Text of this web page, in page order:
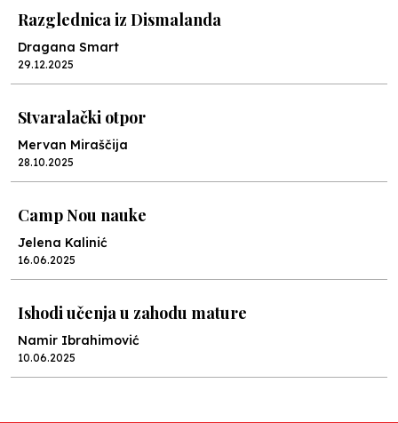
Razglednica iz Dismalanda
Dragana Smart
29.12.2025
Stvaralački otpor
Mervan Miraščija
28.10.2025
Camp Nou nauke
Jelena Kalinić
16.06.2025
Ishodi učenja u zahodu mature
Namir Ibrahimović
10.06.2025